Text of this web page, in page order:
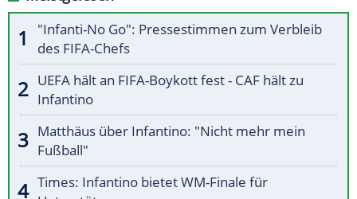
"Infanti-No Go": Pressestimmen zum Verbleib
des FIFA-Chefs
UEFA hält an FIFA-Boykott fest - CAF hält zu
Infantino
Matthäus über Infantino: "Nicht mehr mein
Fußball"
Times: Infantino bietet WM-Finale für